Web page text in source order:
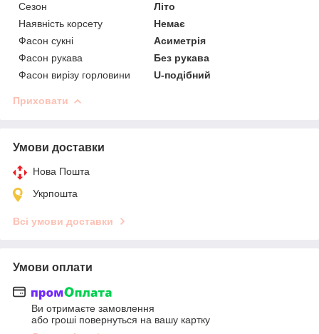
Сезон
Літо
Наявність корсету
Немає
Фасон сукні
Асиметрія
Фасон рукава
Без рукава
Фасон вирізу горловини
U-подібний
Приховати
Умови доставки
Нова Пошта
Укрпошта
Всі умови доставки
Умови оплати
Ви отримаєте замовлення
або гроші повернуться на вашу картку